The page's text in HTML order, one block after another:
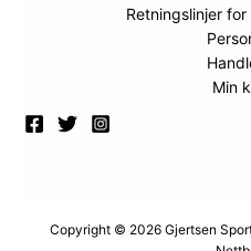
Retningslinjer
Min
Copyright © 2026 Gjertsen